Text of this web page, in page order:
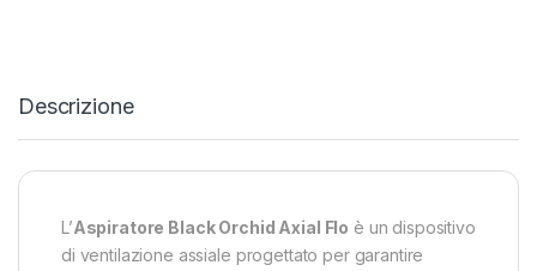
Descrizione
L’Aspiratore Black Orchid Axial Flo è un dispositivo
di ventilazione assiale progettato per garantire